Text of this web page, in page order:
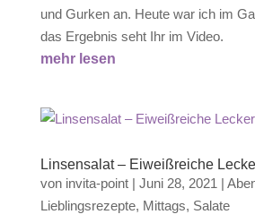
und Gurken an. Heute war ich im
das Ergebnis seht Ihr im Video.
mehr lesen
Linsensalat – Eiweißreiche
von invita-point| Juni 28, 2021 |
Lieblingsrezepte, Mittags, Salate